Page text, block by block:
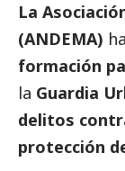
La
(ANDEMA)
formación
la Guardia
delitos
protección